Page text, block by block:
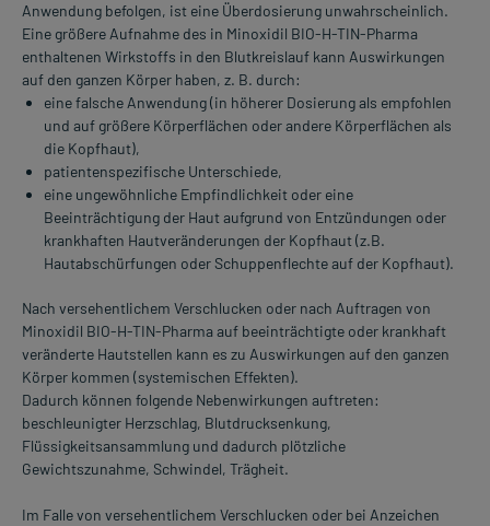
Anwendung befolgen, ist eine Überdosierung unwahrscheinlich.
Eine größere Aufnahme des in Minoxidil BIO-H-TIN-Pharma
enthaltenen Wirkstoffs in den Blutkreislauf kann Auswirkungen
auf den ganzen Körper haben, z. B. durch:
eine falsche Anwendung (in höherer Dosierung als empfohlen
und auf größere Körperflächen oder andere Körperflächen als
die Kopfhaut),
patientenspezifische Unterschiede,
eine ungewöhnliche Empfindlichkeit oder eine
Beeinträchtigung der Haut aufgrund von Entzündungen oder
krankhaften Hautveränderungen der Kopfhaut (z.B.
Hautabschürfungen oder Schuppenflechte auf der Kopfhaut).
Nach versehentlichem Verschlucken oder nach Auftragen von
Minoxidil BIO-H-TIN-Pharma auf beeinträchtigte oder krankhaft
veränderte Hautstellen kann es zu Auswirkungen auf den ganzen
Körper kommen (systemischen Effekten).
Dadurch können folgende Nebenwirkungen auftreten:
beschleunigter Herzschlag, Blutdrucksenkung,
Flüssigkeitsansammlung und dadurch plötzliche
Gewichtszunahme, Schwindel, Trägheit.
Im Falle von versehentlichem Verschlucken oder bei Anzeichen